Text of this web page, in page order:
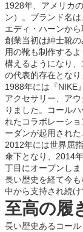
1928年、アメリカ
ン）。ブランド名
エディ・ハーンから
創業当初は紳士靴
用の靴も制作する
構えるようになり
の代表的存在となり
1988年には『NIKE
アクセサリー、ア
りました。コール
れたコラボレーシ
ーダンが起用された
2012年には世界屈
傘下となり、2014
丁目にオープンしま
長い歴史を経て今
中から支持され続け
至高の履
長い歴史あるコー